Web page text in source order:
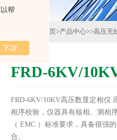
帮
首页>产品中心>>高压无
FRD-6KV/
FRD-6KV/10KV高压数显定相仪
相序校验，仪器具有核相、测相
（ EMC ）标准要求，具备很强
合。